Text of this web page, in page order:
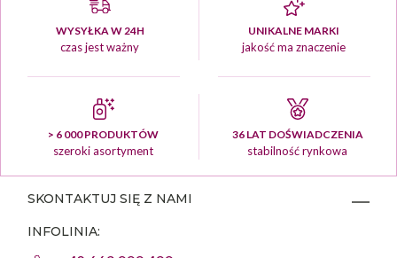
WYSYŁKA W 24H
czas jest ważny
UNIKALNE MARKI
jakość ma znaczenie
> 6 000 PRODUKTÓW
szeroki asortyment
36 LAT DOŚWIADCZENIA
stabilność rynkowa
SKONTAKTUJ SIĘ Z NAMI
INFOLINIA: